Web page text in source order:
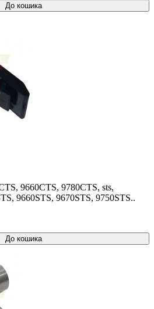
До кошика
9660CTS, 9780CTS, sts,
9660STS, 9670STS, 9750STS..
До кошика